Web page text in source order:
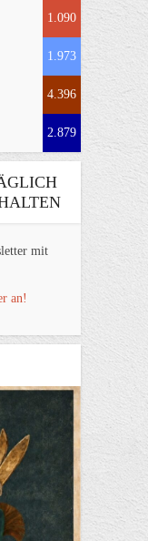
1.090
1.973
4.396
2.879
mit
an!